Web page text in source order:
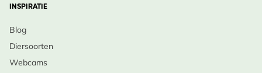
INSPIRATIE
Blog
Diersoorten
Webcams